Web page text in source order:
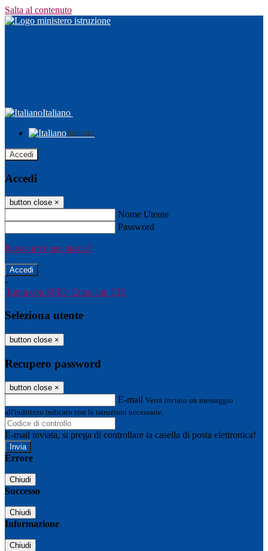
Salta al contenuto
Italiano
Italiano
Accedi
Accedi
button close ×
Nome Utente
Password
Password dimenticata?
-
Entra con SPID Entra con CIE
Seleziona utente
button close ×
Recupero password
button close ×
E-mail Verrà inviato un messaggio
all'indirizzo indicato con le istruzioni necessarie.
E-mail inviata, si prega di controllare la casella di posta elettronica!
Errore
Chiudi
Successo
Chiudi
Informazione
Chiudi